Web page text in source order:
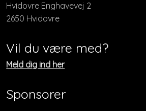
​​Hvidovre Enghavevej 2
2650 Hvidovre
Vil du være med?
​Meld dig ind her
Sponsorer